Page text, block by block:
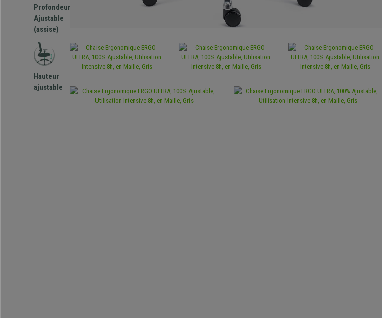
Profondeur
Ajustable
(assise)
Hauteur
ajustable